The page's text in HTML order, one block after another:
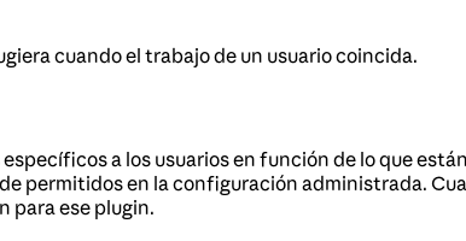
cuando el trabajo de un usuario coincida.
a los usuarios en función de lo que
permitidos en la configuración administrada.
para ese plugin.